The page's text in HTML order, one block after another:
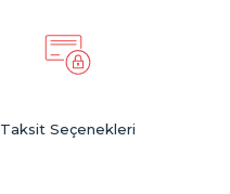
Taksit Seçenekleri